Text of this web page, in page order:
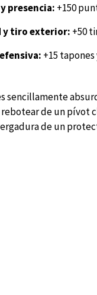
presencia: +150
y tiro exterior: +50
+15
sencillamente
de un pívot
de un